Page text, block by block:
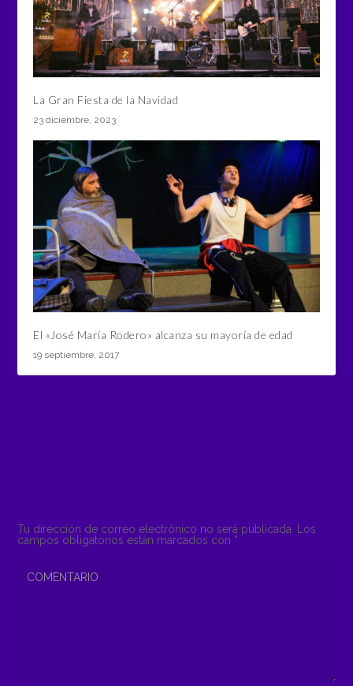
La Gran Fiesta de la Navidad
23 diciembre, 2023
El «José María Rodero» alcanza su mayoría de edad
19 septiembre, 2017
Tu dirección de correo electrónico no será publicada.
Los
campos obligatorios están marcados con *